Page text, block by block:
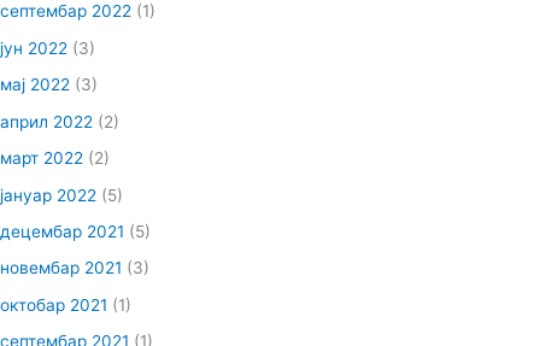
септембар 2022 (1)
јун 2022 (3)
мај 2022 (3)
април 2022 (2)
март 2022 (2)
јануар 2022 (5)
децембар 2021 (5)
новембар 2021 (3)
октобар 2021 (1)
септембар 2021 (1)